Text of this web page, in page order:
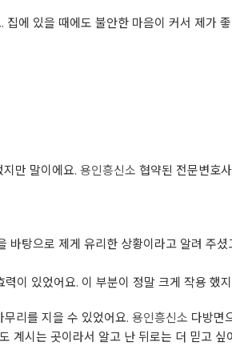
에 있을 때에도 불안한 마음이 커서 제가
만 말이에요. 용인흥신소 협약된 전문변호
바탕으로 제게 유리한 상황이라고 알려 주셨
이 있었어요. 이 부분이 정말 크게 작용 했
리를 지을 수 있었어요. 용인흥신소 다방면
계시는 곳이라서 알고 난 뒤로는 더 믿고 싶